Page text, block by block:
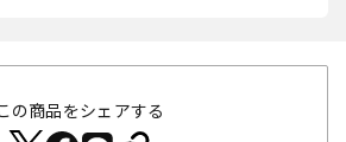
の商品をシェアする